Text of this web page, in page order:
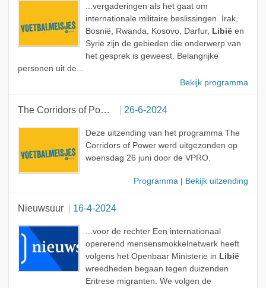
...vergaderingen als het gaat om
internationale militaire beslissingen. Irak,
Bosnië, Rwanda, Kosovo, Darfur, Libiëen
Syrië zijn de gebieden die onderwerp van
het gesprek is geweest. Belangrijke
personen uit de...
Bekijk programma
The Corridors of Power 26-6-2024
Deze uitzending van het programma The
Corridors of Power werd uitgezonden op
woensdag 26 juni door de VPRO.
Programma | Bekijk uitzending
Nieuwsuur 16-4-2024
...voor de rechter Een internationaal
opererend mensensmokkelnetwerk heeft
volgens het Openbaar Ministerie in Libië
wreedheden begaan tegen duizenden
Eritrese migranten. We volgen de